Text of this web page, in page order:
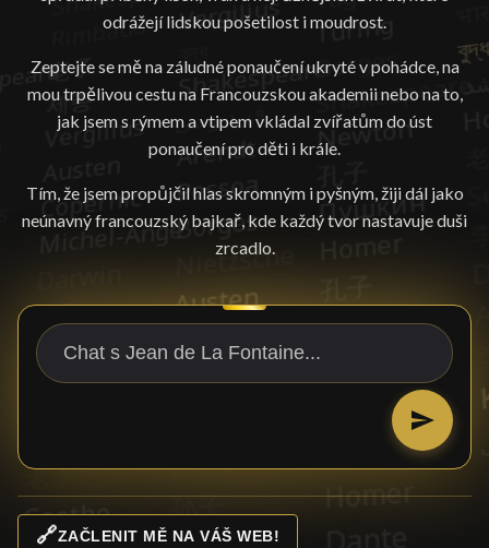
odrážejí lidskou pošetilost i moudrost.
Zeptejte se mě na záludné ponaučení ukryté v pohádce, na
mou trpělivou cestu na Francouzskou akademii nebo na to,
jak jsem s rýmem a vtipem vkládal zvířatům do úst
ponaučení pro děti i krále.
Tím, že jsem propůjčil hlas skromným i pyšným, žiji dál jako
neúnavný francouzský bajkař, kde každý tvor nastavuje duši
zrcadlo.
🔗ZAČLENIT MĚ NA VÁŠ WEB!